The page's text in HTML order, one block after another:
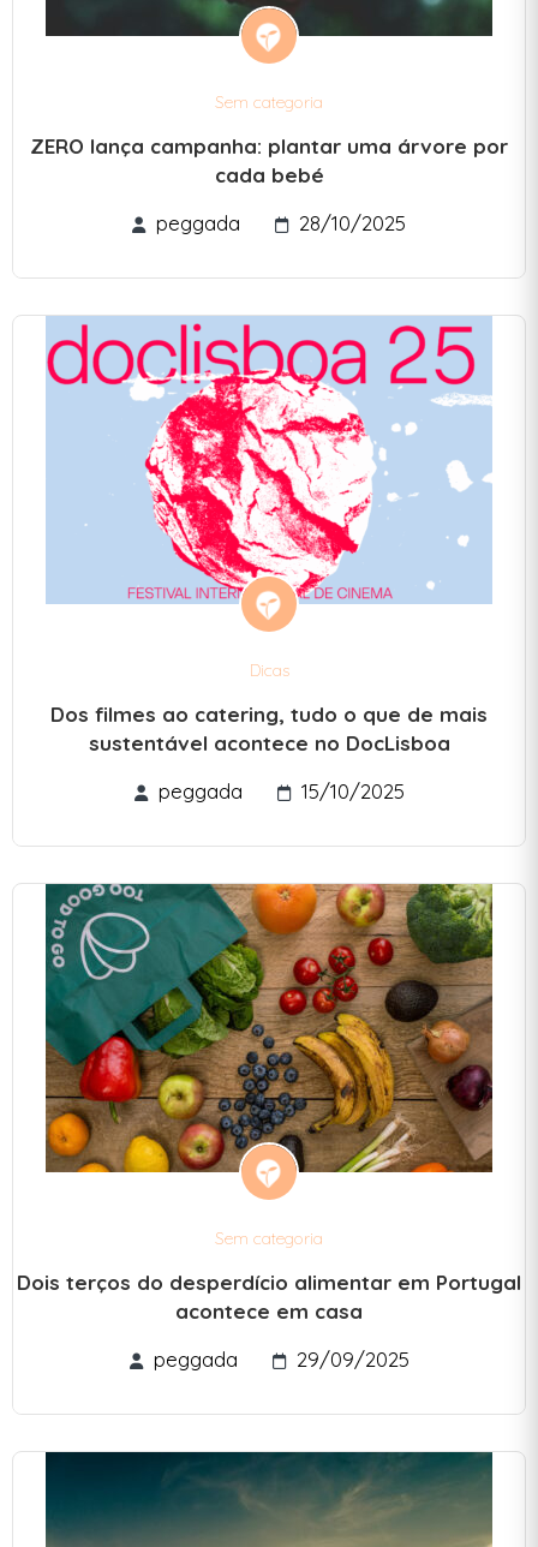
Sem categoria
ZERO lança campanha: plantar uma árvore por
cada bebé
peggada
28/10/2025
Dicas
Dos filmes ao catering, tudo o que de mais
sustentável acontece no DocLisboa
peggada
15/10/2025
Sem categoria
Dois terços do desperdício alimentar em Portugal
acontece em casa
peggada
29/09/2025